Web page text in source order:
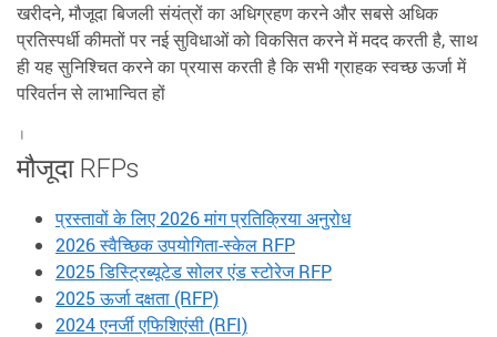
खरीदने, मौजूदा बिजली संयंत्रों का अधिग्रहण करने और सबसे अधिक
प्रतिस्पर्धी कीमतों पर नई सुविधाओं को विकसित करने में मदद करती है, साथ
ही यह सुनिश्चित करने का प्रयास करती है कि सभी ग्राहक स्वच्छ ऊर्जा में
परिवर्तन से लाभान्वित हों
।
मौजूदा RFPs
प्रस्तावों के लिए 2026 मांग प्रतिक्रिया अनुरोध
2026 स्वैच्छिक उपयोगिता-स्केल RFP
2025 डिस्ट्रिब्यूटेड सोलर एंड स्टोरेज RFP
2025 ऊर्जा दक्षता (RFP)
2024 एनर्जी एफिशिएंसी (RFI)